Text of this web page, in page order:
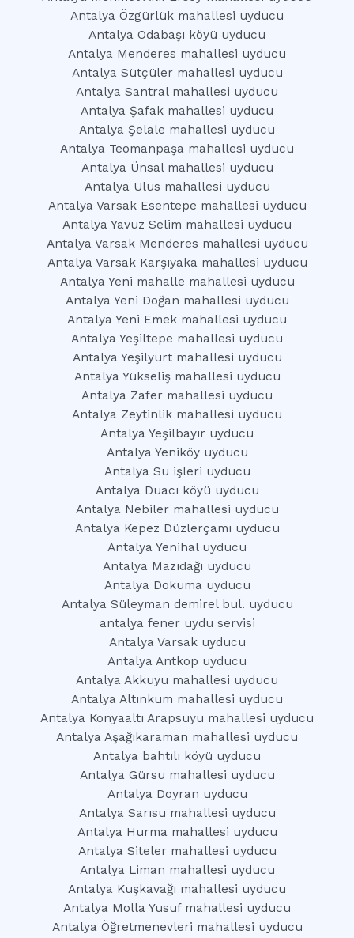
Antalya Özgürlük mahallesi uyducu
Antalya Odabaşı köyü uyducu
Antalya Menderes mahallesi uyducu
Antalya Sütçüler mahallesi uyducu
Antalya Santral mahallesi uyducu
Antalya Şafak mahallesi uyducu
Antalya Şelale mahallesi uyducu
Antalya Teomanpaşa mahallesi uyducu
Antalya Ünsal mahallesi uyducu
Antalya Ulus mahallesi uyducu
Antalya Varsak Esentepe mahallesi uyducu
Antalya Yavuz Selim mahallesi uyducu
Antalya Varsak Menderes mahallesi uyducu
Antalya Varsak Karşıyaka mahallesi uyducu
Antalya Yeni mahalle mahallesi uyducu
Antalya Yeni Doğan mahallesi uyducu
Antalya Yeni Emek mahallesi uyducu
Antalya Yeşiltepe mahallesi uyducu
Antalya Yeşilyurt mahallesi uyducu
Antalya Yükseliş mahallesi uyducu
Antalya Zafer mahallesi uyducu
Antalya Zeytinlik mahallesi uyducu
Antalya Yeşilbayır uyducu
Antalya Yeniköy uyducu
Antalya Su işleri uyducu
Antalya Duacı köyü uyducu
Antalya Nebiler mahallesi uyducu
Antalya Kepez Düzlerçamı uyducu
Antalya Yenihal uyducu
Antalya Mazıdağı uyducu
Antalya Dokuma uyducu
Antalya Süleyman demirel bul. uyducu
antalya fener uydu servisi
Antalya Varsak uyducu
Antalya Antkop uyducu
Antalya Akkuyu mahallesi uyducu
Antalya Altınkum mahallesi uyducu
Antalya Konyaaltı Arapsuyu mahallesi uyducu
Antalya Aşağıkaraman mahallesi uyducu
Antalya bahtılı köyü uyducu
Antalya Gürsu mahallesi uyducu
Antalya Doyran uyducu
Antalya Sarısu mahallesi uyducu
Antalya Hurma mahallesi uyducu
Antalya Siteler mahallesi uyducu
Antalya Liman mahallesi uyducu
Antalya Kuşkavağı mahallesi uyducu
Antalya Molla Yusuf mahallesi uyducu
Antalya Öğretmenevleri mahallesi uyducu